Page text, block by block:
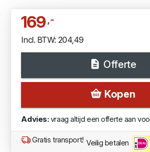
169 ,-
Incl. BTW: 204,49
Offerte
Kopen
Advies: vraag altijd een offerte aan
Gratis transport! Veilig betalen